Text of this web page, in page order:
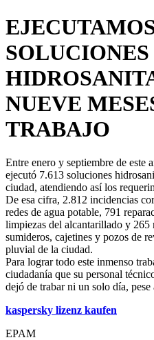
SOLUCIONES
NUEVE
TRABAJO
Entre enero y septiembre de este
ejecutó 7.613 soluciones
ciudad, atendiendo así los
De esa cifra, 2.812 incidencias
redes de agua potable, 791
limpiezas del alcantarillado y 265
sumideros, cajetines y pozos de
pluvial de la ciudad.
Para lograr todo este inmenso
ciudadanía que su personal
dejó de trabar ni un solo día, pese
kaspersky lizenz kaufen
EPAM